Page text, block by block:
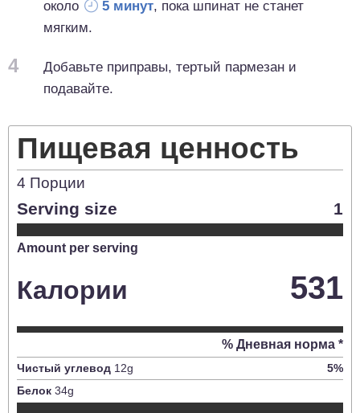
около
5 минут, пока шпинат не станет
мягким.
4
Добавьте приправы, тертый пармезан и
подавайте.
Пищевая ценность
4 Порции
Serving size 1
Amount per serving
Калории 531
% Дневная норма *
Чистый углевод 12g 5%
Белок 34g